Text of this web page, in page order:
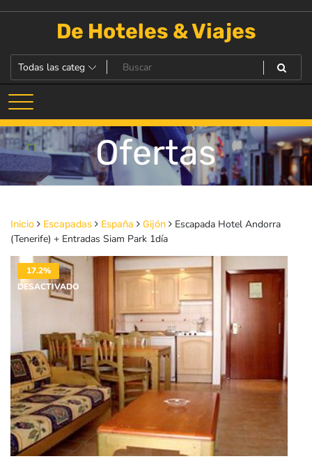
De Hoteles & Viajes
Ofertas
Inicio Escapadas España Gijón
Escapada Hotel Andorra
(Tenerife) + Entradas Siam Park 1día
17.2%
DESACTIVADO